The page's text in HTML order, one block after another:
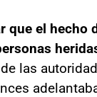
que el hecho
las